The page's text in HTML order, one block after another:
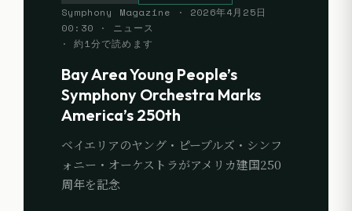
Symphony Magazine
· 2026年4月25日
00:30 · ニュース
· 約1分で読めます
Bay Area Young People’s
Symphony Orchestra Marks
America’s 250th
ベイエリアのヤング・ピープルズ・シンフ
ォニー・オーケストラがアメリカ建国250
周年を記念